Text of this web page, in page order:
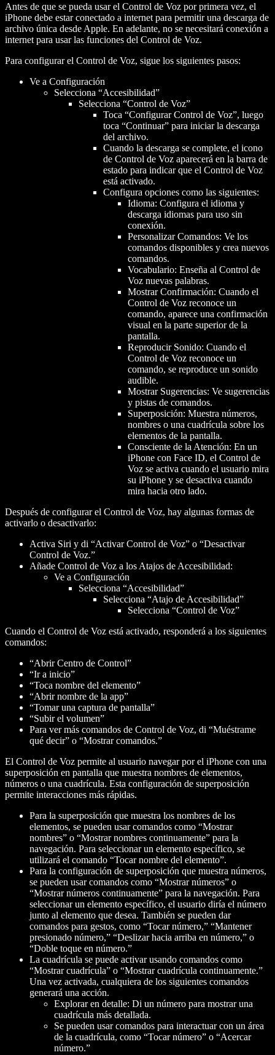
Antes de que se pueda usar el Control de Voz por primera vez, el
iPhone debe estar conectado a internet para permitir una descarga de
archivo única desde Apple. En adelante, no se necesitará conexión a
internet para usar las funciones del Control de Voz.
Para configurar el Control de Voz, sigue los siguientes pasos:
Ve a Configuración
Selecciona “Accesibilidad”
Selecciona “Control de Voz”
Toca “Configurar Control de Voz”, luego
toca “Continuar” para iniciar la descarga
del archivo.
Cuando la descarga se complete, el icono
de Control de Voz aparecerá en la barra de
estado para indicar que el Control de Voz
está activado.
Configura opciones como las siguientes:
Idioma: Configura el idioma y
descarga idiomas para uso sin
conexión.
Personalizar Comandos: Ve los
comandos disponibles y crea nuevos
comandos.
Vocabulario: Enseña al Control de
Voz nuevas palabras.
Mostrar Confirmación: Cuando el
Control de Voz reconoce un
comando, aparece una confirmación
visual en la parte superior de la
pantalla.
Reproducir Sonido: Cuando el
Control de Voz reconoce un
comando, se reproduce un sonido
audible.
Mostrar Sugerencias: Ve sugerencias
y pistas de comandos.
Superposición: Muestra números,
nombres o una cuadrícula sobre los
elementos de la pantalla.
Consciente de la Atención: En un
iPhone con Face ID, el Control de
Voz se activa cuando el usuario mira
su iPhone y se desactiva cuando
mira hacia otro lado.
Después de configurar el Control de Voz, hay algunas formas de
activarlo o desactivarlo:
Activa Siri y di “Activar Control de Voz” o “Desactivar
Control de Voz.”
Añade Control de Voz a los Atajos de Accesibilidad:
Ve a Configuración
Selecciona “Accesibilidad”
Selecciona “Atajo de Accesibilidad”
Selecciona “Control de Voz”
Cuando el Control de Voz está activado, responderá a los siguientes
comandos:
“Abrir Centro de Control”
“Ir a inicio”
“Toca nombre del elemento”
“Abrirnombre de la app”
“Tomar una captura de pantalla”
“Subir el volumen”
Para ver más comandos de Control de Voz, di “Muéstrame
qué decir” o “Mostrar comandos.”
El Control de Voz permite al usuario navegar por el iPhone con una
superposición en pantalla que muestra nombres de elementos,
números o una cuadrícula. Esta configuración de superposición
permite interacciones más rápidas.
Para la superposición que muestra los nombres de los
elementos, se pueden usar comandos como “Mostrar
nombres” o “Mostrar nombres continuamente” para la
navegación. Para seleccionar un elemento específico, se
utilizará el comando “Tocarnombre del elemento”.
Para la configuración de superposición que muestra números,
se pueden usar comandos como “Mostrar números” o
“Mostrar números continuamente” para la navegación. Para
seleccionar un elemento específico, el usuario diría el número
junto al elemento que desea. También se pueden dar
comandos para gestos, como “Tocarnúmero,” “Mantener
presionado número,” “Deslizar hacia arriba en número,” o
“Doble toque en número.”
La cuadrícula se puede activar usando comandos como
“Mostrar cuadrícula” o “Mostrar cuadrícula continuamente.”
Una vez activada, cualquiera de los siguientes comandos
generará una acción.
Explorar en detalle: Di un número para mostrar una
cuadrícula más detallada.
Se pueden usar comandos para interactuar con un área
de la cuadrícula, como “Tocarnúmero” o “Acercar
número.”